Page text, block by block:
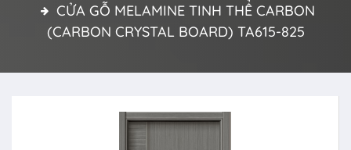
CỬA GỖ MELAMINE TINH THỂ CARBON
(CARBON CRYSTAL BOARD) TA615-825